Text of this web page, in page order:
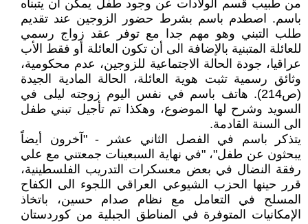
من طبيب قسم الولادات عن وجود طفل يمكن أن يتبناه
باسم. اصطدم باسم بشرط حضور الزوجين عند تقديم
طلب التبني وهو مهم جدا مع توفر عقد زواج رسمي
للعائلة المتبنية بالإضافة الى أن تكون العائلة أو فقط الأب
عراقيا، جودة الحالة الاجتماعية للزوجين، عدم محكومية،
وثائق رسمية تثبت هوية العائلة، الحالة المادية الجيدة
(ص214). هاتف باسم في نفس اليوم زوجته ليلى في
السويد وشرح لها الموضوع، وهكذا تم تأجيل تبني طفل
الى السنة القادمة.
يتذكر باسم في الفصل الثاني عشر - "آخرون أيضاً
يبحثون عن طفل"، "في نهاية السبعينات جمعتني مع علي
رفقة النضال في بعض معسكرات التدريب الفلسطينية،
قرر حينها الحزب الشيوعي العراقي اللجوء الى الكفاح
المسلح في التعامل مع نظام صدام حسين، باتخاذ
الإمكانيات المتوفرة في المناطق الجبلية من كوردستان